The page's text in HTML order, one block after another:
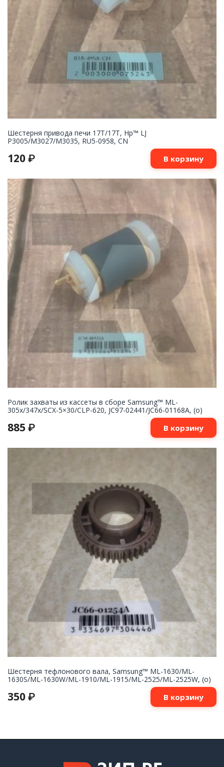
Шестерня привода печи 17T/17T, Hp™ LJ
P3005/M3027/M3035, RU5-0958, CN
120 ₽ В корзину
Ролик захваты из кассеты в сборе Samsung™ ML-
305x/347x/SCX-5×30/CLP-620, JC97-02441/JC66-01168A, (o)
885 ₽ В корзину
Шестерня тефлонового вала, Samsung™ ML-1630/ML-
1630S/ML-1630W/ML-1910/ML-1915/ML-2525/ML-2525W, (о)
350 ₽ В корзину